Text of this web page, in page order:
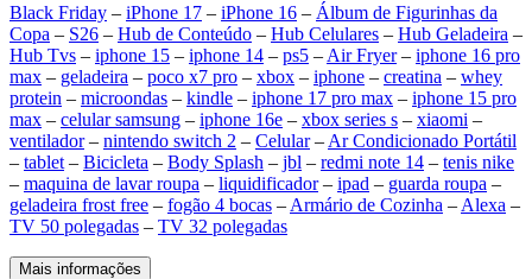
Black Friday – iPhone 17 – iPhone 16 – Álbum de Figurinhas da
Copa – S26 – Hub de Conteúdo – Hub Celulares – Hub Geladeira –
Hub Tvs – iphone 15 – iphone 14 – ps5 – Air Fryer– iphone 16 pro
max – geladeira – poco x7 pro – xbox – iphone – creatina – whey
protein – microondas – kindle – iphone 17 pro max – iphone 15 pro
max – celular samsung – iphone 16e – xbox series s – xiaomi –
ventilador– nintendo switch 2 – Celular– Ar Condicionado Portátil
– tablet – Bicicleta – Body Splash – jbl – redmi note 14 – tenis nike
– maquina de lavar roupa – liquidificador– ipad – guarda roupa –
geladeira frost free – fogão 4 bocas – Armário de Cozinha – Alexa –
TV 50 polegadas – TV 32 polegadas
Mais informações